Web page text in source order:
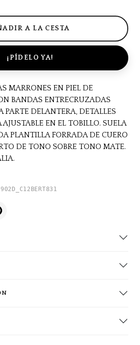
¡PÍDELO YA!
MARRONES EN PIEL DE
BANDAS ENTRECRUZADAS
PARTE DELANTERA, DETALLES
AJUSTABLE EN EL TOBILLO. SUELA
PLANTILLA FORRADA DE CUERO
DE TONO SOBRE TONO MATE.